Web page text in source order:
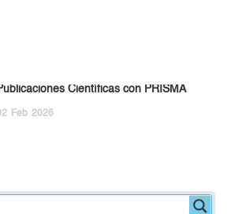
Científicas con PRISMA
Feb 2026